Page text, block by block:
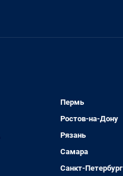
Пермь
Ростов-на-Дону
Рязань
Самара
Санкт-Петербург